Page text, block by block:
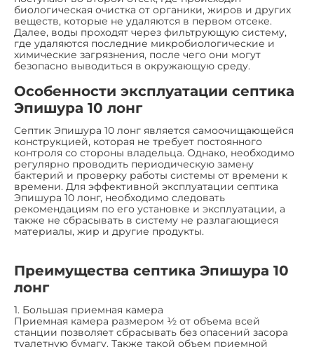
биологическая очистка от органики, жиров и других
веществ, которые не удаляются в первом отсеке.
Далее, воды проходят через фильтрующую систему,
где удаляются последние микробиологические и
химические загрязнения, после чего они могут
безопасно выводиться в окружающую среду.
Особенности эксплуатации септика
Эпишура 10 лонг
Септик Эпишура 10 лонг является самоочищающейся
конструкцией, которая не требует постоянного
контроля со стороны владельца. Однако, необходимо
регулярно проводить периодическую замену
бактерий и проверку работы системы от времени к
времени. Для эффективной эксплуатации септика
Эпишура 10 лонг, необходимо следовать
рекомендациям по его установке и эксплуатации, а
также не сбрасывать в систему не разлагающиеся
материалы, жир и другие продукты.
Преимущества септика Эпишура 10
лонг
1. Большая приемная камера
Приемная камера размером ½ от объема всей
станции позволяет сбрасывать без опасений засора
туалетную бумагу. Также такой объем приемной